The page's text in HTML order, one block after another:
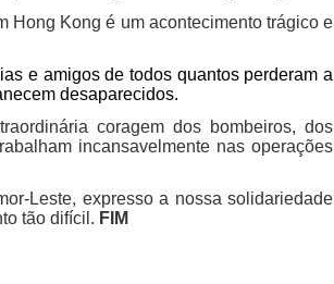
Hong Kong é um acontecimento trágico e
e amigos de todos quantos perderam a
desaparecidos.
coragem dos bombeiros, dos
incansavelmente nas operações
Leste, expresso a nossa solidariedade
tão difícil. FIM